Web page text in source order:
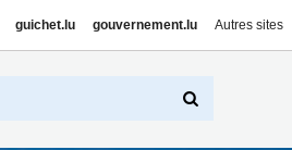
guichet.lu gouvernement.lu Autres sites